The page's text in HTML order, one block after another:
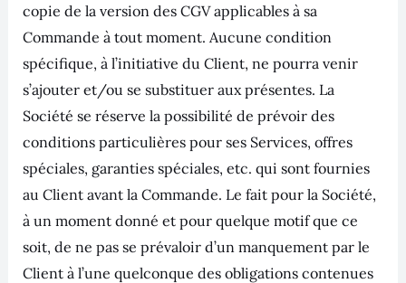
copie de la version des CGV applicables à sa
Commande à tout moment. Aucune condition
spécifique, à l’initiative du Client, ne pourra venir
s’ajouter et/ou se substituer aux présentes. La
Société se réserve la possibilité de prévoir des
conditions particulières pour ses Services, offres
spéciales, garanties spéciales, etc. qui sont fournies
au Client avant la Commande. Le fait pour la Société,
à un moment donné et pour quelque motif que ce
soit, de ne pas se prévaloir d’un manquement par le
Client à l’une quelconque des obligations contenues